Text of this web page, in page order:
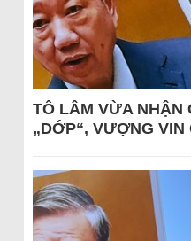
TÔ LÂM VỪA NHẬN
„DỚP“, VƯỢNG